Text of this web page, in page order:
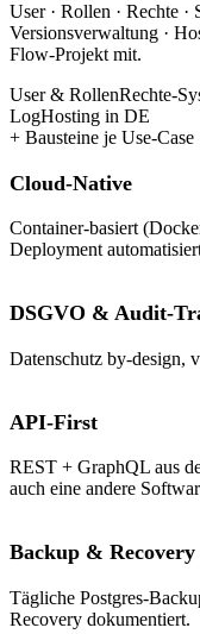
User · Rollen · Rechte
Versionsverwaltung ·
Flow-Projekt mit.
User & RollenRechte-
LogHosting in DE
+ Bausteine je Use-Case
Cloud-Native
Container-basiert
Deployment
DSGVO & Audit-
Datenschutz by-design,
API-First
REST + GraphQL aus
auch eine andere
Backup & Recovery
Tägliche Postgres-
Recovery dokumentiert.